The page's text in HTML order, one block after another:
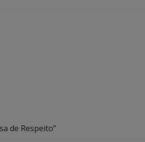
de Respeito”